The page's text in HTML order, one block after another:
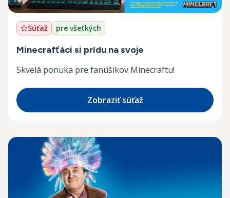
Súťaž pre všetkých
Minecrafťáci si prídu na svoje
Skvelá ponuka pre fanúšikov Minecraftu!
Zobraziť súťaž